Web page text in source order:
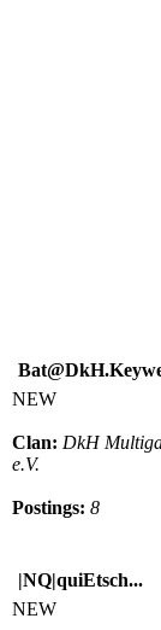
NEW
Clan: DkH
e.V.
Postings: 8
|NQ|quiEtsch...
NEW